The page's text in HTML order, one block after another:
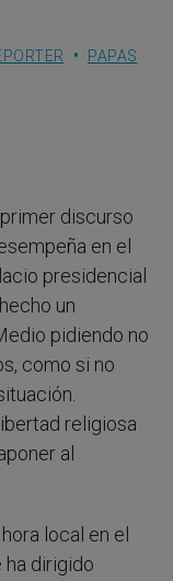
PAPAS
discurso
en el
presidencial
un
pidiendo no
como si no
religiosa
al
local en el
ha dirigido